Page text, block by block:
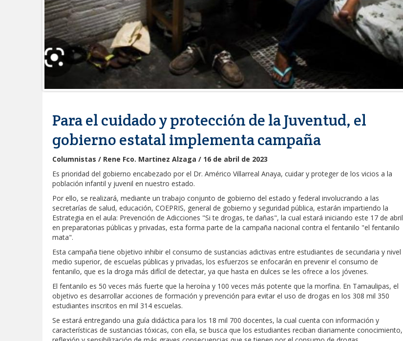
ESCUELA DE MÚSICA DEL SISTEMA DIF ABRE INSCRIPCIONES PARA EL CICLO AGOSTO-
DICIEMBRE
Disney reconoce a nivel mundial talento de estudiante de la UAT
Visitó Alcalde a vecinos de Balcones de Alcalá con programa Subsidio del Agua
Tamaulipas sigue impulsando una agenda de infraestructura con sentido humanista
DIRECCIÓN DE DESARROLLO RURAL APOYA A GANADEROS DE NUEVO LAREDO ANTE LA
REAPERTURA DE LA EXPORTACIÓN DE GANADO
Impulsa STPS ferias del empleo para jóvenes en tres regiones de Tamaulipas
Para el cuidado y protección de la Juventud, el
gobierno estatal implementa campaña
Columnistas / Rene Fco. Martinez Alzaga / 16 de abril de 2023
Es prioridad del gobierno encabezado por el Dr. Américo Villarreal Anaya, cuidar y proteger de los vicios a la
población infantil y juvenil en nuestro estado.
Por ello, se realizará, mediante un trabajo conjunto de gobierno del estado y federal involucrando a las
secretarías de salud, educación, COEPRIS, general de gobierno y seguridad pública, estarán impartiendo la
Estrategia en el aula: Prevención de Adicciones "Si te drogas, te dañas", la cual estará iniciando este 17 de abril
en preparatorias públicas y privadas, esta forma parte de la campaña nacional contra el fentanilo "el fentanilo
mata".
Esta campaña tiene objetivo inhibir el consumo de sustancias adictivas entre estudiantes de secundaria y nivel
medio superior, de escuelas públicas y privadas, los esfuerzos se enfocarán en prevenir el consumo de
fentanilo, que es la droga más difícil de detectar, ya que hasta en dulces se les ofrece a los jóvenes.
El fentanilo es 50 veces más fuerte que la heroína y 100 veces más potente que la morfina. En Tamaulipas, el
objetivo es desarrollar acciones de formación y prevención para evitar el uso de drogas en los 308 mil 350
estudiantes inscritos en mil 314 escuelas.
Se estará entregando una guía didáctica para los 18 mil 700 docentes, la cual cuenta con información y
características de sustancias tóxicas, con ella, se busca que los estudiantes reciban diariamente conocimiento,